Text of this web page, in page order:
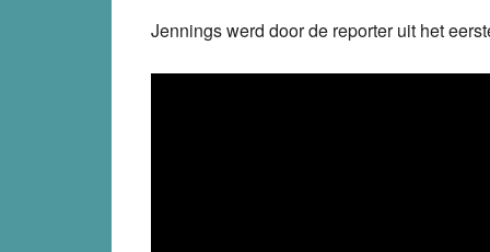
Jennings werd door de reporter uit het